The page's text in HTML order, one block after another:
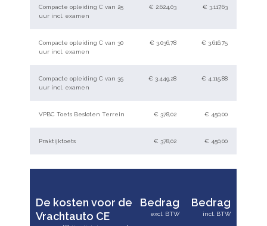
Compacte opleiding C van 25
uur incl. examen
€ 2.624,03 € 3.117,63
Compacte opleiding C van 30
uur incl. examen
€ 3.036,78 € 3.616,75
Compacte opleiding C van 35
uur incl. examen
€ 3.449,28 € 4.115,88
VPBC Toets Besloten Terrein € 378,02 € 450,00
Praktijktoets € 378,02 € 450,00
De kosten voor de
Vrachtauto CE
Bedrag Bedrag